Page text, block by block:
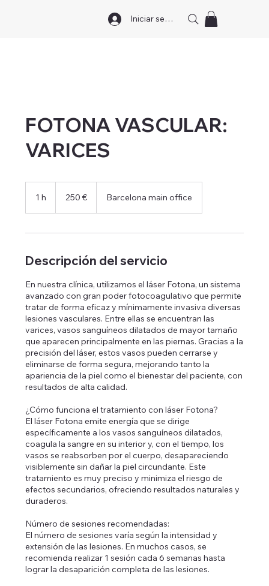
Iniciar sesión
FOTONA VASCULAR:
VARICES
1 h 250 € Barcelona main office
Descripción del servicio
En nuestra clínica, utilizamos el láser Fotona, un sistema
avanzado con gran poder fotocoagulativo que permite
tratar de forma eficaz y mínimamente invasiva diversas
lesiones vasculares. Entre ellas se encuentran las
varices, vasos sanguíneos dilatados de mayor tamaño
que aparecen principalmente en las piernas. Gracias a la
precisión del láser, estos vasos pueden cerrarse y
eliminarse de forma segura, mejorando tanto la
apariencia de la piel como el bienestar del paciente, con
resultados de alta calidad.
¿Cómo funciona el tratamiento con láser Fotona?
El láser Fotona emite energía que se dirige
específicamente a los vasos sanguíneos dilatados,
coagula la sangre en su interior y, con el tiempo, los
vasos se reabsorben por el cuerpo, desapareciendo
visiblemente sin dañar la piel circundante. Este
tratamiento es muy preciso y minimiza el riesgo de
efectos secundarios, ofreciendo resultados naturales y
duraderos.
Número de sesiones recomendadas:
El número de sesiones varía según la intensidad y
extensión de las lesiones. En muchos casos, se
recomienda realizar 1 sesión cada 6 semanas hasta
lograr la desaparición completa de las lesiones.